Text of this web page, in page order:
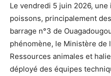
Le vendredi 5 juin 2026,
poissons, principalement
barrage n°3 de
phénomène, le Ministère de
Ressources animales et
déployé des équipes